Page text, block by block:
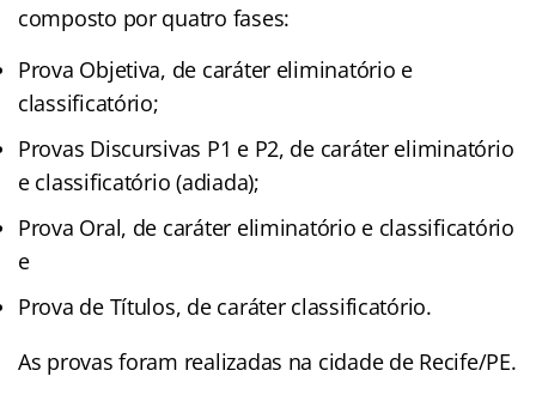
composto por quatro fases:
Prova Objetiva, de caráter eliminatório e
classificatório;
Provas Discursivas P1 e P2, de caráter eliminatório
e classificatório (adiada);
Prova Oral, de caráter eliminatório e classificatório
e
Prova de Títulos, de caráter classificatório.
As provas foram realizadas na cidade de Recife/PE.